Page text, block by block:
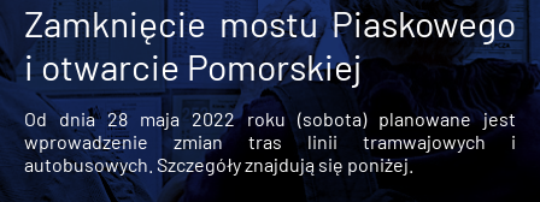
Zamknięcie mostu Piaskowego
i otwarcie Pomorskiej
Od dnia 28 maja 2022 roku (sobota) planowane jest
wprowadzenie zmian tras linii tramwajowych i
autobusowych. Szczegóły znajdują się poniżej.